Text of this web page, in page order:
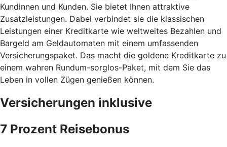
Kundinnen und Kunden. Sie bietet Ihnen attraktive
Zusatzleistungen. Dabei verbindet sie die klassischen
Leistungen einer Kreditkarte wie weltweites Bezahlen und
Bargeld am Geldautomaten mit einem umfassenden
Versicherungspaket. Das macht die goldene Kreditkarte zu
einem wahren Rundum-sorglos-Paket, mit dem Sie das
Leben in vollen Zügen genießen können.
Versicherungen inklusive
7 Prozent Reisebonus